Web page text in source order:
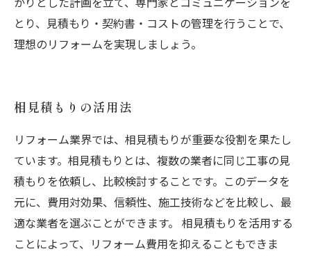
とり、見積もり・契約書・コストの管理を行うことで、
理想のリフォームを実現しましょう。
相見積もりの活用法
リフォーム業界では、相見積もりが重要な役割を果たし
ています。相見積もりとは、複数の業者に同じ工事の見
積もりを依頼し、比較検討することです。このデータを
元に、費用対効果、信頼性、施工技術などを比較し、最
適な業者を選ぶことができます。 相見積もりを活用する
ことによって、リフォーム費用を抑えることもできま